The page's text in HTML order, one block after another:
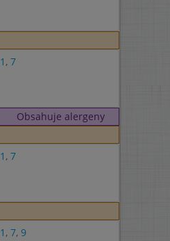
1 , 7
Obsahuje alergeny
1 , 7
1 , 7, 9